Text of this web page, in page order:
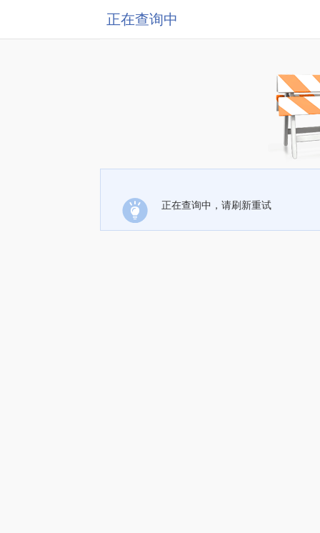
正在查询中
正在查询中，请刷新重试